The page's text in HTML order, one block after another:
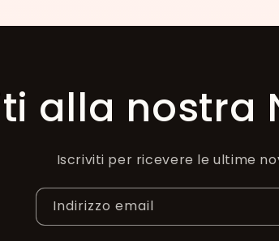
alla nostra
Iscriviti per ricevere le ultime
Indirizzo email